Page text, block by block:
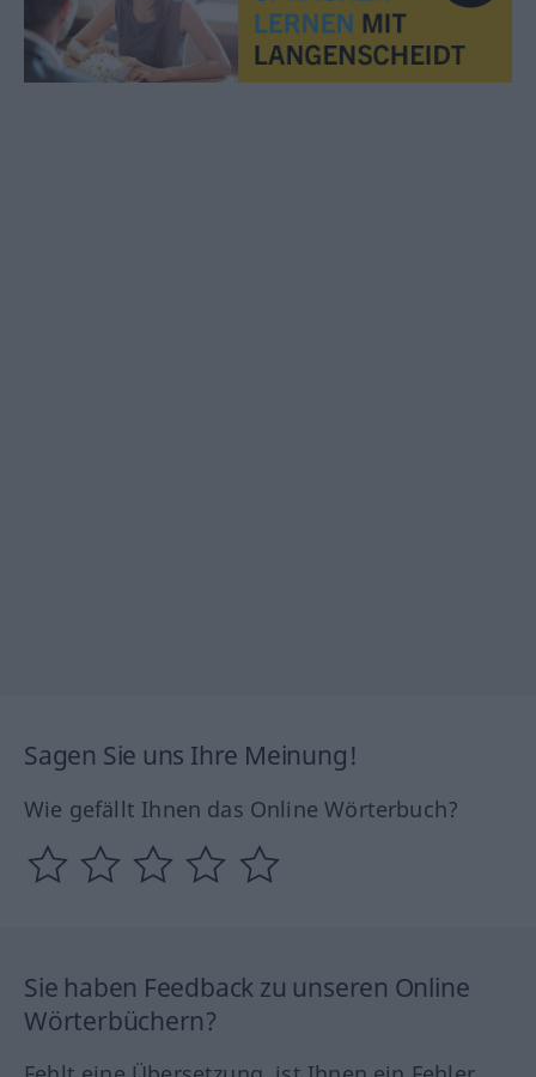
Sagen Sie uns Ihre Meinung!
Wie gefällt Ihnen das Online Wörterbuch?
Sie haben Feedback zu unseren Online
Wörterbüchern?